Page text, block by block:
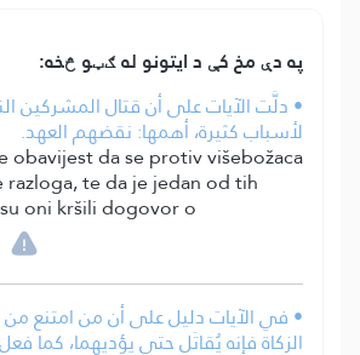
په دې مخ کې د ایتونو له ګټو څخه:
• دلَّت الآيات على أن قتال المشركين
لأسباب كثيرة، أهمها: نقضهم العهد.
obavijest da se protiv višebožaca
razloga, te da je jedan od tih
oni kršili dogovor o
• في الآيات دليل على أن من امتنع من
الزكاة فإنه يُقاتَل حتى يؤديهما، كما